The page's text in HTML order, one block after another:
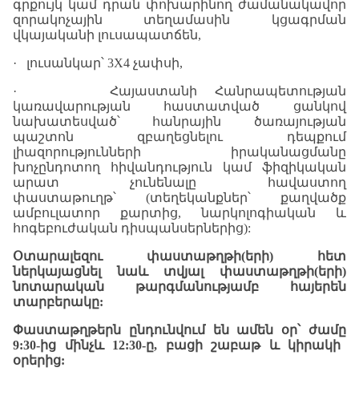
գրքույկ կամ դրան փոխարինող ժամանակավոր
զորակոչային տեղամասին կցագրման
վկայականի լուսապատճեն,
· լուսանկար՝ 3X4 չափսի,
·
Հայաստանի Հանրապետության
կառավարության հաստատված ցանկով
նախատեսված՝
հանրային ծառայության
պաշտոն զբաղեցնելու դեպքում
լիազորությունների իրականացմանը
խոչընդոտող հիվանդություն կամ ֆիզիկական
արատ չունենալը հավաստող
փաստաթուղթ՝ (տեղեկանքներ՝ քաղվածք
ամբուլատոր քարտից, նարկոլոգիական և
հոգեբուժական դիսպանսերներից):
Օտարալեզու փաստաթղթի(երի) հետ
ներկայացնել նաև տվյալ փաստաթղթի(երի)
նոտարական թարգմանությամբ հայերեն
տարբերակը:
Փաստաթղթերն ընդունվում են ամեն օր՝ ժամը
9:30-ից մինչև12:30-ը, բացի շաբաթ և
կիրակի
օրերից: